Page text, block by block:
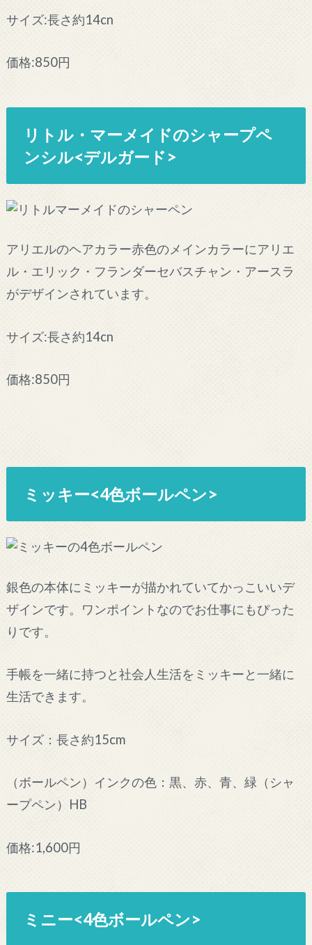
サイズ:長さ約14cn
価格:850円
リトル・マーメイドのシャープペ
ンシル<デルガード>
アリエルのヘアカラー赤色のメインカラーにアリエ
ル・エリック・フランダーセバスチャン・アースラ
がデザインされています。
サイズ:長さ約14cn
価格:850円
ミッキー<4色ボールペン>
銀色の本体にミッキーが描かれていてかっこいいデ
ザインです。ワンポイントなのでお仕事にもぴった
りです。
手帳を一緒に持つと社会人生活をミッキーと一緒に
生活できます。
サイズ：長さ約15cm
（ボールペン）インクの色：黒、赤、青、緑（シャ
ープペン）HB
価格:1,600円
ミニー<4色ボールペン>